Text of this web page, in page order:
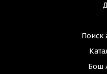
Поиск
Бош